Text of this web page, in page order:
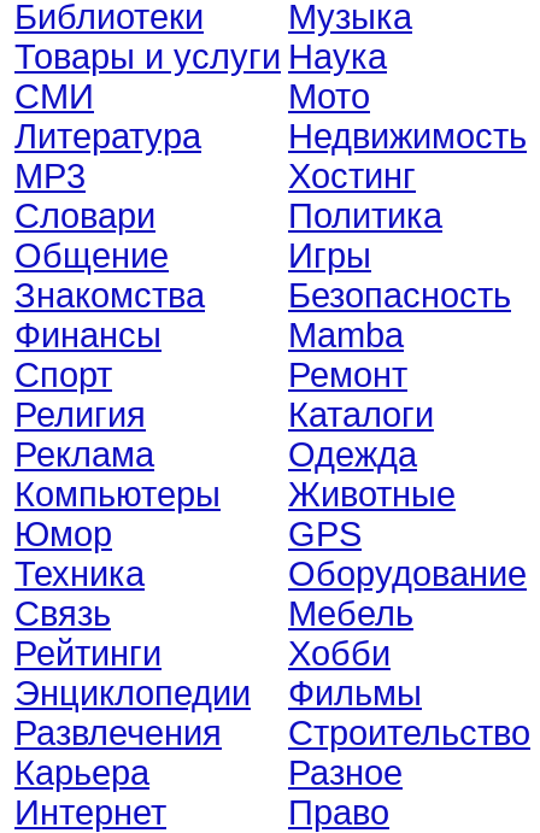
Библиотеки
Товары и услуги
СМИ
Литература
MP3
Словари
Общение
Знакомства
Финансы
Спорт
Религия
Реклама
Компьютеры
Юмор
Техника
Связь
Рейтинги
Энциклопедии
Развлечения
Карьера
Интернет
Музыка
Наука
Мото
Недвижимость
Хостинг
Политика
Игры
Безопасность
Mamba
Ремонт
Каталоги
Одежда
Животные
GPS
Оборудование
Мебель
Хобби
Фильмы
Строительство
Разное
Право